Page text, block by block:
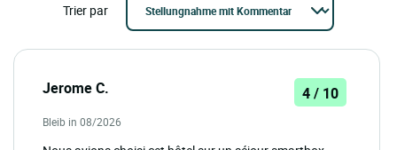
Trier par
Jerome C. 4 / 10
Bleib in 08/2026